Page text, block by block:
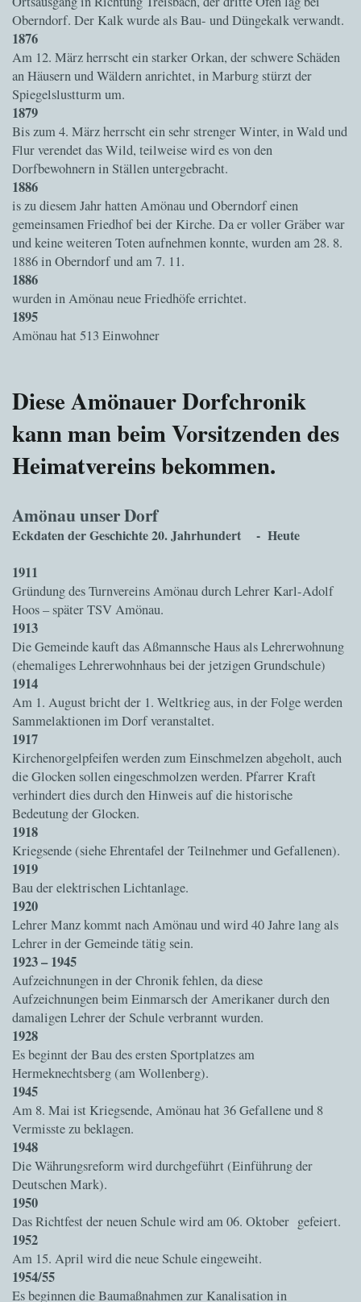
Oberndorf. Der Kalk wurde als Bau- und Düngekalk verwandt.
1876
Am 12. März herrscht ein starker Orkan, der schwere Schäden
an Häusern und Wäldern anrichtet, in Marburg stürzt der
Spiegelslustturm um.
1879
Bis zum 4. März herrscht ein sehr strenger Winter, in Wald und
Flur verendet das Wild, teilweise wird es von den
Dorfbewohnern in Ställen untergebracht.
1886
is zu diesem Jahr hatten Amönau und Oberndorf einen
gemeinsamen Friedhof bei der Kirche. Da er voller Gräber war
und keine weiteren Toten aufnehmen konnte, wurden am 28. 8.
1886 in Oberndorf und am 7. 11.
1886
wurden in Amönau neue Friedhöfe errichtet.
1895
Amönau hat 513 Einwohner
Diese Amönauer Dorfchronik
kann man beim Vorsitzenden des
Heimatvereins bekommen.
Amönau unser Dorf
Eckdaten der Geschichte 20. Jahrhundert - Heute
1911
Gründung des Turnvereins Amönau durch Lehrer Karl-Adolf
Hoos – später TSV Amönau.
1913
Die Gemeinde kauft das Aßmannsche Haus als Lehrerwohnung
(ehemaliges Lehrerwohnhaus bei der jetzigen Grundschule)
1914
Am 1. August bricht der 1. Weltkrieg aus, in der Folge werden
Sammelaktionen im Dorf veranstaltet.
1917
Kirchenorgelpfeifen werden zum Einschmelzen abgeholt, auch
die Glocken sollen eingeschmolzen werden. Pfarrer Kraft
verhindert dies durch den Hinweis auf die historische
Bedeutung der Glocken.
1918
Kriegsende (siehe Ehrentafel der Teilnehmer und Gefallenen).
1919
Bau der elektrischen Lichtanlage.
1920
Lehrer Manz kommt nach Amönau und wird 40 Jahre lang als
Lehrer in der Gemeinde tätig sein.
1923 – 1945
Aufzeichnungen in der Chronik fehlen, da diese
Aufzeichnungen beim Einmarsch der Amerikaner durch den
damaligen Lehrer der Schule verbrannt wurden.
1928
Es beginnt der Bau des ersten Sportplatzes am
Hermeknechtsberg (am Wollenberg).
1945
Am 8. Mai ist Kriegsende, Amönau hat 36 Gefallene und 8
Vermisste zu beklagen.
1948
Die Währungsreform wird durchgeführt (Einführung der
Deutschen Mark).
1950
Das Richtfest der neuen Schule wird am 06. Oktober gefeiert.
1952
Am 15. April wird die neue Schule eingeweiht.
1954/55
Es beginnen die Baumaßnahmen zur Kanalisation in